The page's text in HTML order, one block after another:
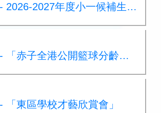
最新消息 - 2026-2027年度小一候補生申請事宜
獲獎消息 - 「赤子全港公開籃球分齡賽」
「東區學校才藝欣賞會」